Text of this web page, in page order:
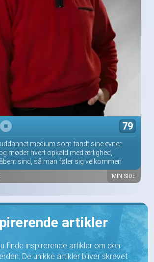
79
medium som fandt sine evner
møder hvert opkald med ærlighed,
sind, så man føler sig velkommen
MIN SIDE
artikler
finde inspirerende artikler om den
De unikke artikler bliver skrevet